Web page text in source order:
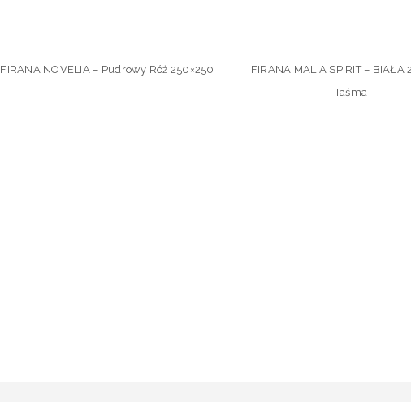
FIRANA NOVELIA – Pudrowy Róż 250×250
FIRANA MALIA SPIRIT – BIAŁA
Taśma